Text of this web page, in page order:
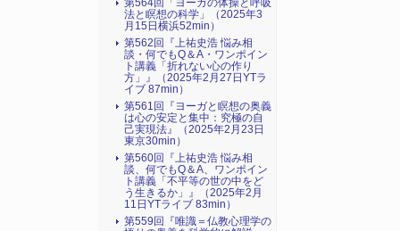
第564回「ヨーガの体操と呼吸
法と瞑想の科学」（2025年3
月15日横浜52min）
第562回『上祐史浩 悩み相
談・何でもQ＆A・ワンポイン
ト講義「折れない心の作り
方」』（2025年2月27日YTラ
イブ 87min）
第561回『ヨーガと瞑想の奥義
は心の安定と集中：究極の自
己実現法』（2025年2月23日
東京30min）
第560回『上祐史浩 悩み相
談、何でもQ＆A、ワンポイン
ト講義「不平等の世の中をど
う生きるか」』（2025年2月
11日YTライブ 83min）
第559回『唯識＝仏教心理学の